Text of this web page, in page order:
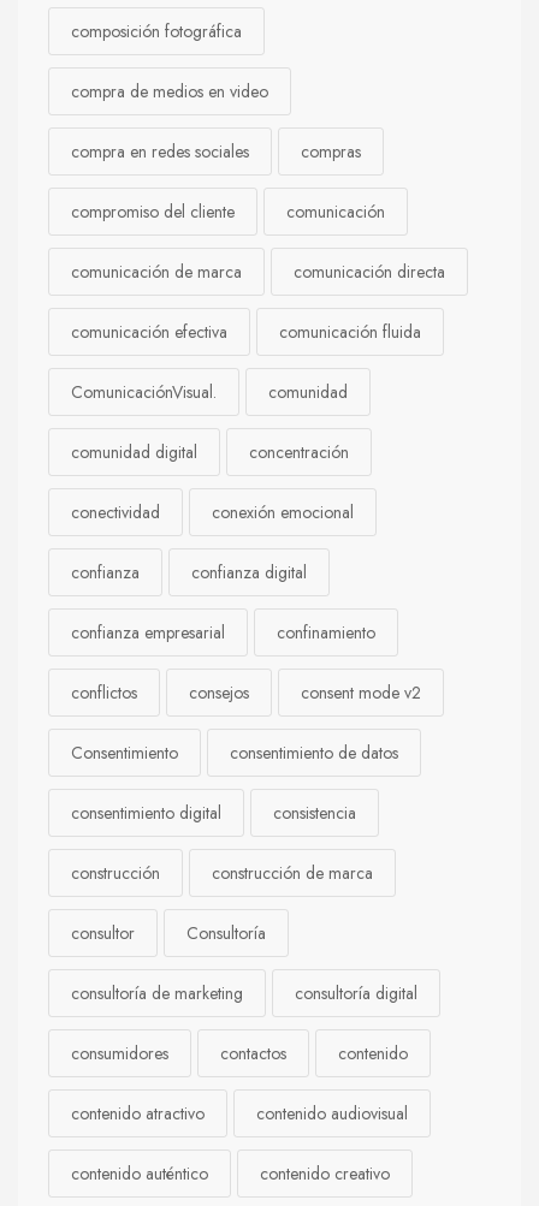
composición fotográfica
compra de medios en video
compra en redes sociales compras
compromiso del cliente comunicación
comunicación de marca comunicación directa
comunicación efectiva comunicación fluida
ComunicaciónVisual. comunidad
comunidad digital concentración
conectividad conexión emocional
confianza confianza digital
confianza empresarial confinamiento
conflictos consejos consent mode v2
Consentimiento consentimiento de datos
consentimiento digital consistencia
construcción construcción de marca
consultor Consultoría
consultoría de marketing consultoría digital
consumidores contactos contenido
contenido atractivo contenido audiovisual
contenido auténtico contenido creativo